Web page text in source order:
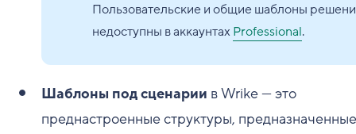
Пользовательские и общие шаблоны
недоступны в аккаунтахProfessional.
Шаблоны под сценарии в Wrike — это
преднастроенные структуры,